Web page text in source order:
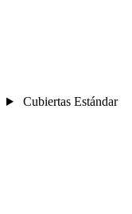
Cubiertas Estándar